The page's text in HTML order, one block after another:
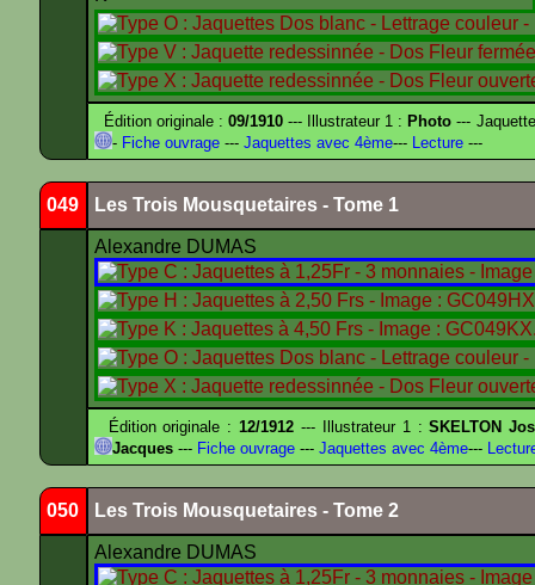
Édition originale :09/1910 --- Illustrateur 1 : Photo ---
- Fiche ouvrage --- Jaquettes avec 4ème--- Lecture ---
049 Les Trois Mousquetaires - Tome 1
Alexandre DUMAS
Édition originale :12/1912 --- Illustrateur 1 :SKELTON
Jacques --- Fiche ouvrage --- Jaquettes avec 4ème---
050 Les Trois Mousquetaires - Tome 2
Alexandre DUMAS